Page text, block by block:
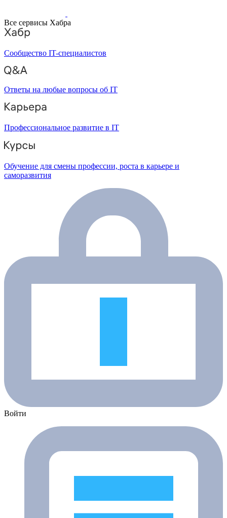
Все сервисы Хабра
Сообщество IT-специалистов
Ответы на любые вопросы об IT
Профессиональное развитие в IT
Обучение для смены профессии, роста в карьере и
саморазвития
Войти